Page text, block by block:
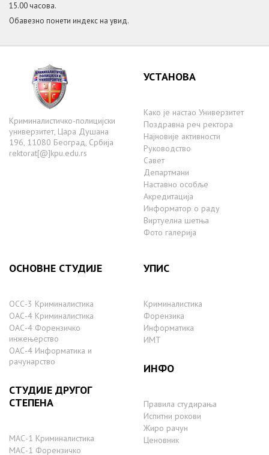
15.00 часова.
Обавезно понети индекс на увид.
Криминалистичко-полицијски
универзитет, Цара Душана
196, 11080 Београд, Србија
rektorat[@]kpu.edu.rs
УСТАНОВА
Како је настаo Универзитет
Поздравна реч ректора
Најновије активности
Руководство
Савет
Департмани
Наставно особље
Акредитација
Информатор о раду
Виртуелна шетња
Фото галерија
ОСНОВНЕ СТУДИЈЕ
ОСС-3 Криминалистика
ОАС-4 Криминалистика
ОАС-4 Форензичко
инжењерство
ОАС-4 Информатика и
рачунарство
СТУДИЈЕ ДРУГОГ
СТЕПЕНА
МАС-1 Криминалистика
МАС-1 Форензичко
УПИС
Криминалистика
Форензика
Информатика
ИМТ
ИНФО
Правила студирања
Испитни рокови
Жиро рачун
Ценовник